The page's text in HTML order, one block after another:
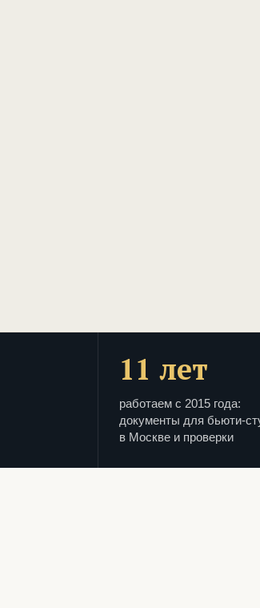
11 лет
работаем с 2015 года:
документы для бьюти-
в Москве и проверки